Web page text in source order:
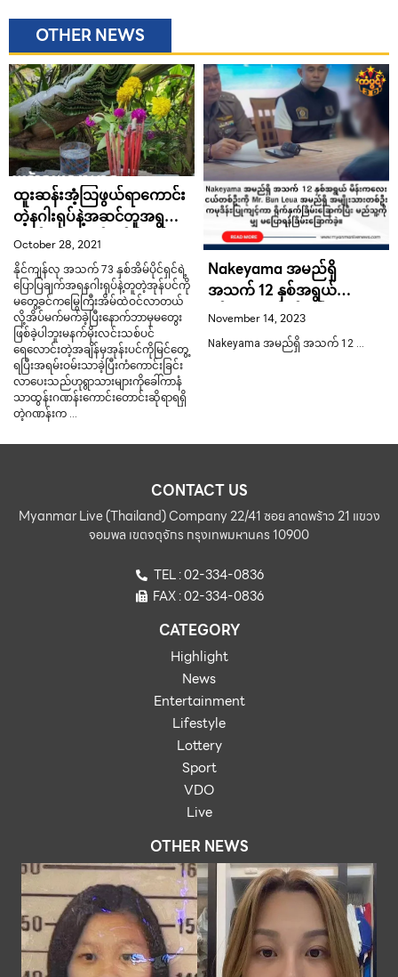
OTHER NEWS
ထူးဆန်းအံ့သြဖွယ်ရာကောင်း
တဲ့နဂါးရုပ်နဲ့အဆင်တူအရွက်
ထွက်လာတဲ့အုန်းပင်
October 28, 2021
နိုင်ကျန်လု အသက် 73 နှစ်အိမ်ပိုင်ရှင်ရဲ့
ပြောပြချက်အရနဂါးရုပ်နဲ့တူတဲ့အုန်ပင်ကို
မတွေ့ခင်ကမြွေကြီးအိမ်ထဲဝင်လာတယ်
လို့အိပ်မက်မက်ခဲ့ပြီးနောက်ဘာမှမတွေး
ဖြစ်ခဲ့ပါဘူးမနက်မိုးလင်းသစ်ပင်
ရေလောင်းတဲ့အချိန်မှအုန်းပင်ကိုမြင်တွေ့
ရပြီးအရမ်းဝမ်းသာခဲ့ပြီးကံကောင်းခြင်း
လာပေးသည်ဟုရွာသားများကိုခေါ်ကာနံ
သာထွန်းဂဏန်းကောင်းတောင်းဆိုရာရရှိ
တဲ့ဂဏန်းက …
Nakeyama အမည်ရှိ
အသက် 12 နှစ်အရွယ်
မိန်းကလေးငယ်တစ်ဦးကို Mr.
Bun Leua အမည်ရှိ
အမျိုးသားတစ်ဦးကမုဒိန်ႊပြု
November 14, 2023
Nakeyama အမည်ရှိ အသက် 12 …
CONTACT US
Myanmar Live (Thailand) Company 22/41 ซอย ลาดพร้าว 21 แขวง
จอมพล เขตจตุจักร กรุงเทพมหานคร 10900
TEL : 02-334-0836
FAX : 02-334-0836
CATEGORY
Highlight
News
Entertainment
Lifestyle
Lottery
Sport
VDO
Live
OTHER NEWS